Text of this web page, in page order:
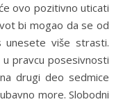
ovo pozitivno uticati
bi mogao da se od
više strasti.
pravcu posesivnosti
drugi deo sedmice
more. Slobodni